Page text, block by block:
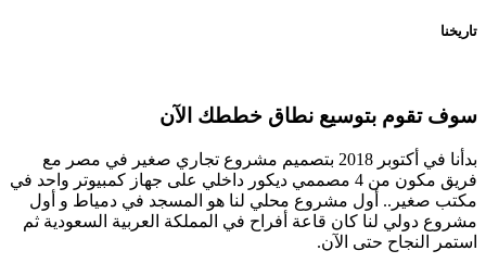
بتوسيع نطاق خططك الآن
بدأنا في أكتوبر 2018 بتصميم مشروع تجاري صغير في مصر مع
فريق مكون من 4 مصممي ديكور داخلي على جهاز كمبيوتر واحد في
أول مشروع محلي لنا هو المسجد في دمياط و أول
لنا كان قاعة أفراح في المملكة العربية السعودية ثم
حتى الآن.